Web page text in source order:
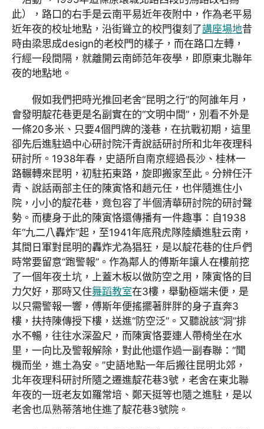
此），路口的右手是云南平易近年夜附中，作為老平易
近年夜的校址地點，沿街聳立的校門復刻了講座場地昔
時由梁思成design的老校門的樣子，而在路口左轉，
行經一段間隔，就離開云南師范年夜學，即原東北聯年
夜的地點地。
假如我們把時光推回老舍“昆明之行”的阿誰年月，
會發明靛花巷更是名副實在的“文明中間”，別看不外是
一條20多米、只要4個門牌的淺巷，在抗戰初期，這里
卻先后進駐過中心研討院汗青說話研討所和北年夜理科
研討所。1938年春，史語所自南京經過長沙、桂林一
路輾轉來昆明，初駐拓東路，旋即搬家至此。分辨任汗
青、說話兩部主任的陳寅恪和趙元任，也伴隨進住小
院，小小的靛花巷，竟包容了半個清華研討院的研討聲
勢。而棲身于此的陳寅恪還傳播有一件趣事：自1938
年“九二八轟炸”起，至1941年底飛虎隊陸續進駐云南，
其間日軍對昆明的轟炸尤為猖狂，是以靛花巷的住戶們
時常要留意“跑警報”。作為鄰人的傅斯年讓人在樓前挖
了一個年夜土坑，上蓋木板以做防空之用，陳寅恪的目
力欠好，那時又住舞蹈教室在3樓，舉動極端未便，是
以只需警報一響，傅斯年便搖擺著胖胖的身子直奔3
樓，扶持陳傳授下樓，送進“防空泛”。又聽說該“洞”排
水不暢，往往水深盈尺，而陳寅恪要連人帶椅坐在水
里，一向比及警報解除，對此他還作過一副春聯：“聞
機而坐，進土為安。”史語地點一年后搬往昆明北郊，
北年夜理科研討所隨之遷進靛花巷3號，老舍在東北聯
年夜的一班老友如羅常培、鄭天挺等也隨之進駐，是以
老舍也瓜熟蒂落地住進了靛花巷3號院。